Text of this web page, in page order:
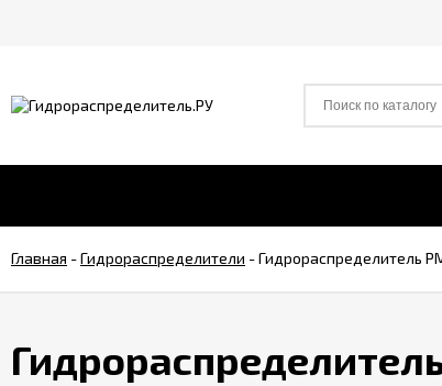
Главная -Гидрораспределители -Гидрораспределитель